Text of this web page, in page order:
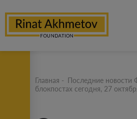
Главная - Последние новости
блокпостах сегодня, 27